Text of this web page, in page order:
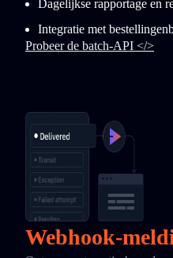
Dagelijkse rapportage en
Integratie met
Probeer de batch-API </>
Webhook-